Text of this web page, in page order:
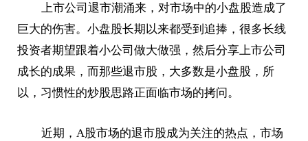
上市公司退市潮涌来，对市场中的小盘股造成了
巨大的伤害。小盘股长期以来都受到追捧，很多长线
投资者期望跟着小公司做大做强，然后分享上市公司
成长的成果，而那些退市股，大多数是小盘股，所
以，习惯性的炒股思路正面临市场的拷问。
近期，A股市场的退市股成为关注的热点，市场